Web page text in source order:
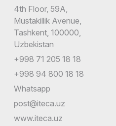
4th Floor, 59A,
Mustakillik Avenue,
Tashkent, 100000,
Uzbekistan
+998 71 205 18 18
+998 94 800 18 18
Whatsapp
post@iteca.uz
www.iteca.uz